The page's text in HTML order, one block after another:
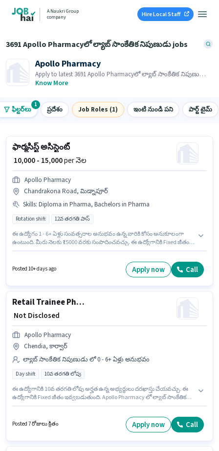
A Naukri Group
company
Hire Local Staff
3691 Apollo Pharmacyలో ల్యాబ్ సాంకేతిక నిపుణుడు jobs
Apollo Pharmacy
Apply to latest 3691 Apollo Pharmacyలో ల్యాబ్ సాంకేతిక నిపుణుడు
jobs on Job Hai! Recruiter is actively hiring in your area.
Know More
ఫిల్టర్‌లు
1
ప్రదేశం Job Roles (1) ఇంటి నుండి పని పార్ట్ టైమ్
ఫార్మసిస్ట్ అసిస్టెంట్
₹ 10,000 - 15,000per నెల
Apollo Pharmacy
Chandrakona Road, మిడ్నాపూర్
Skills: Diploma in Pharma, Bachelors in Pharma
Rotation shift 12వ తరగతి పాస్
ఈ ఉద్యోగం 1 - 6+ ఏళ్లు సంవత్సరాల అనుభవం ఉన్న వారికి కోసం అనుకూలంగా
ఉంటుంది. మీరు నెలకు ₹15000 వరకు సంపాదించవచ్చు. ఈ ఉద్యోగానికి Fixed జీతం
కంపెనీ పాలసీలపై ఆధారపడి ఇప్పించబడతాయి. ఇది Full Time ఉద్యోగం, ఇందులో
Rotation Shift మరియు వారానికి 6 days working ఉంటాయి. ఈ ఉద్యోగానికి అర్హత
Posted 10+ days ago Apply now Call
Retail Trainee Pharmacist
₹ Not Disclosed
Apollo Pharmacy
Chendia, కార్వార్
ల్యాబ్ సాంకేతిక నిపుణుడు లో 0 - 6+ ఏళ్లు అనుభవం
Day shift 10వ తరగతి లోపు
ఈ ఉద్యోగానికి 10వ తరగతి లోపు అర్హత ఉన్న అభ్యర్థులు దరఖాస్తు చేయవచ్చు. ఈ
ఉద్యోగానికి Fixed జీతం ఇవ్వబడుతుంది. Apollo Pharmacy లో ల్యాబ్ సాంకేతిక
ఉద్యోగం 0 - 6+ ఏళ్లు సంవత్సరాల అనుభవం ఉన్న వారికి కోసం అనుకూలంగా
ఉంటుంది. మీరు నెలకు ₹1 వరకు సంపాదించవచ్చు. ఈ ఖాళీ Chendia, కార్వార్ లో
Posted 7 రోజులు క్రితం Apply now Call